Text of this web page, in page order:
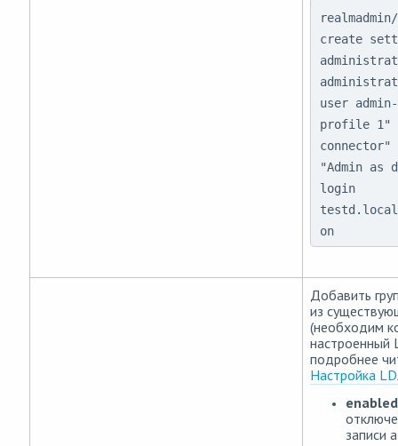
realmadmin/
create
user
profile 1"
"Admin as
login
on
Добавить
из
(необходим
настроенный
подробнее
Настройка
enabled
записи